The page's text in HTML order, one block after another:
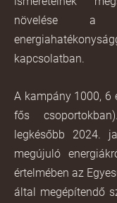
növelése a
kapcsolatban.
A kampány 1000, 6
fős
legkésőbb 2024.
megújuló
értelmében az
által megépítendő